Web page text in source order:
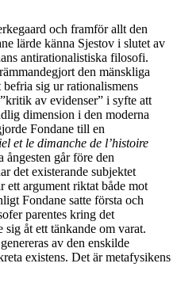
och framför allt den
lärde känna Sjestov i slutet av
antirationalistiska filosofi.
den mänskliga
sig ur rationalismens
av evidenser” i syfte att
dimension i den moderna
Fondane till en
et le dimanche de l’histoire
ångesten går före den
det existerande subjektet
ett argument riktat både mot
Fondane satte första och
parentes kring det
sig åt ett tänkande om varat.
av den enskilde
existens. Det är metafysikens